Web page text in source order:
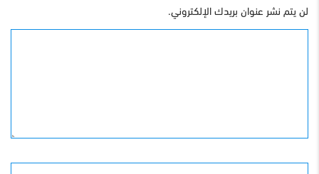
لن يتم نشر عنوان بريدك الإلكتروني.